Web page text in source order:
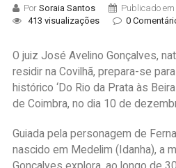
Por Soraia Santos Publicado em
413 visualizações
0
O juiz José Avelino Gonçalves,
residir na Covilhã, prepara-se
histórico ‘Do Rio da Prata às
de Coimbra, no dia 10 de
Guiada pela personagem de
nascido em Medelim (Idanha), a